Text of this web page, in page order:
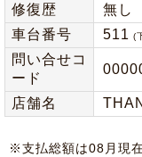
修復歴
無し
車台番号
511 (
問い合せコ
ード
店舗名
※⽀払総額は08⽉現